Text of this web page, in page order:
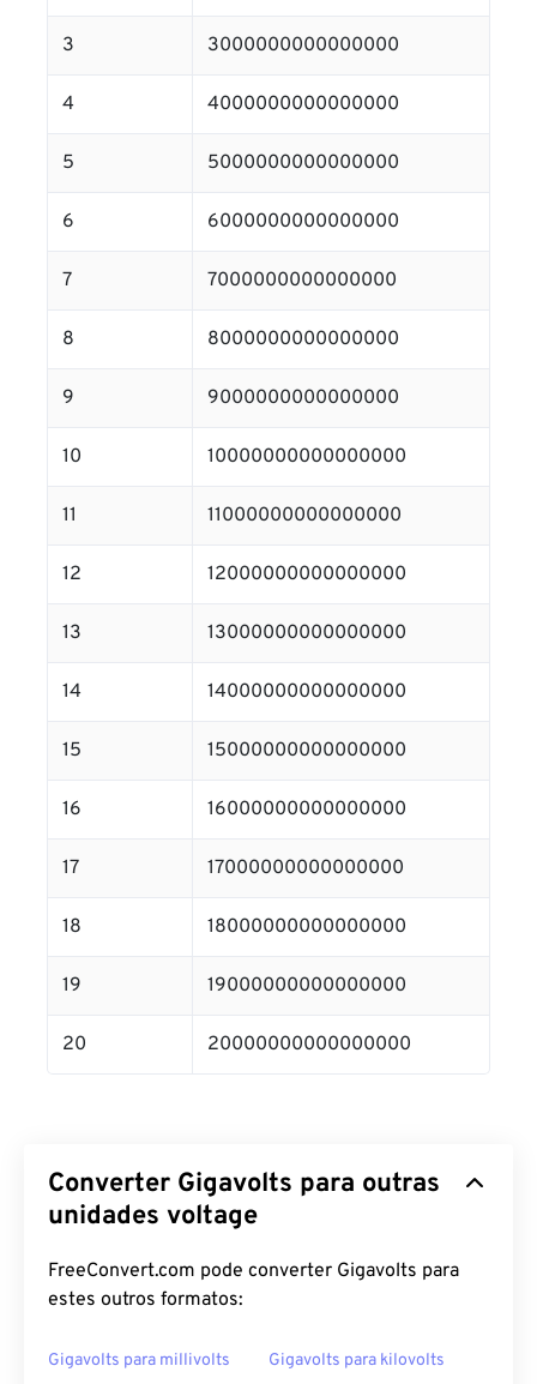
3 3000000000000000
4 4000000000000000
5 5000000000000000
6 6000000000000000
7 7000000000000000
8 8000000000000000
9 9000000000000000
10 10000000000000000
11 11000000000000000
12 12000000000000000
13 13000000000000000
14 14000000000000000
15 15000000000000000
16 16000000000000000
17 17000000000000000
18 18000000000000000
19 19000000000000000
20 20000000000000000
Converter Gigavolts para outras
unidades voltage
FreeConvert.com pode converter Gigavolts para
estes outros formatos:
Gigavolts para millivolts Gigavolts para kilovolts